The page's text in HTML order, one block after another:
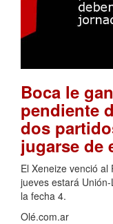
Boca le
pendiente
dos
jugarse de
El Xeneize venció
jueves estará
la fecha 4.
Olé.com.ar